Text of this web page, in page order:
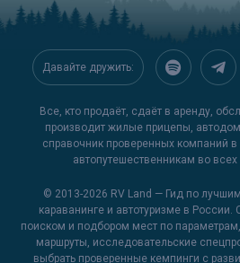
Давайте дружить:
Все, кто продаёт, сдаёт в аренду,
производит жилые прицепы,
справочник проверенных компаний
автопутешественникам во всех
© 2013-2026 RV Land — Гид по
караванинге и автотуризме в России.
поиском и подбором мест по
маршруты, исследовательские
выбрать проверенные кемпинги с